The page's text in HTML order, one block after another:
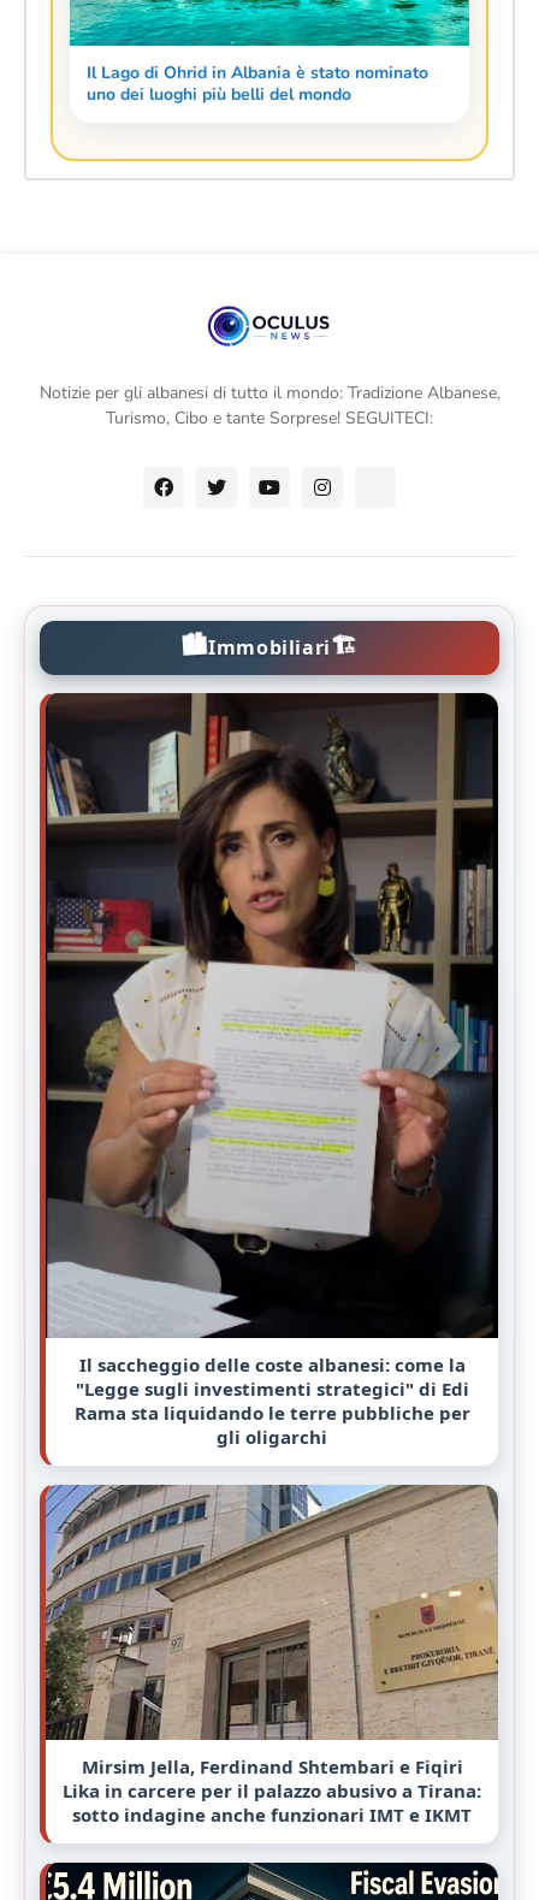
Il Lago di Ohrid in Albania è stato nominato
uno dei luoghi più belli del mondo
Notizie per gli albanesi di tutto il mondo: Tradizione Albanese,
Turismo, Cibo e tante Sorprese! SEGUITECI:
🏙️Immobiliari🏗️
Il saccheggio delle coste albanesi: come la
"Legge sugli investimenti strategici" di Edi
Rama sta liquidando le terre pubbliche per
gli oligarchi
Mirsim Jella, Ferdinand Shtembari e Fiqiri
Lika in carcere per il palazzo abusivo a Tirana:
sotto indagine anche funzionari IMT e IKMT